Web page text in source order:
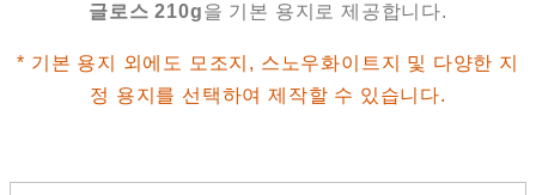
글로스 210g을 기본 용지로 제공합니다.
* 기본 용지 외에도 모조지, 스노우화이트지 및 다양한 지
정 용지를 선택하여 제작할 수 있습니다.